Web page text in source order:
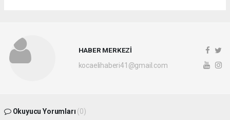
HABER MERKEZİ
kocaelihaberi41@gmail.com
Okuyucu Yorumları (0)